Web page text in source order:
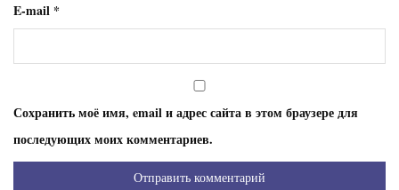
E-mail *
Сохранить моё имя, email и адрес сайта в этом браузере для
последующих моих комментариев.